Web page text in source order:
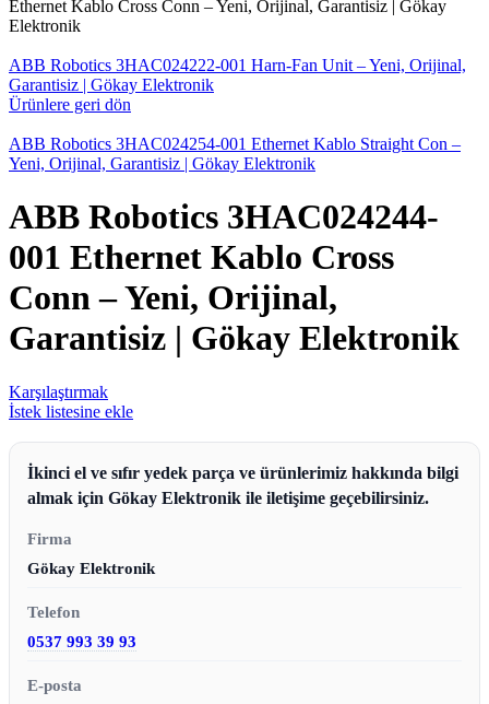
Ethernet Kablo Cross Conn – Yeni, Orijinal, Garantisiz | Gökay
Elektronik
ABB Robotics 3HAC024222-001 Harn-Fan Unit – Yeni, Orijinal,
Garantisiz | Gökay Elektronik
Ürünlere geri dön
ABB Robotics 3HAC024254-001 Ethernet Kablo Straight Con –
Yeni, Orijinal, Garantisiz | Gökay Elektronik
ABB Robotics 3HAC024244-
001 Ethernet Kablo Cross
Conn – Yeni, Orijinal,
Garantisiz | Gökay Elektronik
Karşılaştırmak
İstek listesine ekle
İkinci el ve sıfır yedek parça ve ürünlerimiz hakkında bilgi
almak için Gökay Elektronik ile iletişime geçebilirsiniz.
Firma
Gökay Elektronik
Telefon
0537 993 39 93
E-posta